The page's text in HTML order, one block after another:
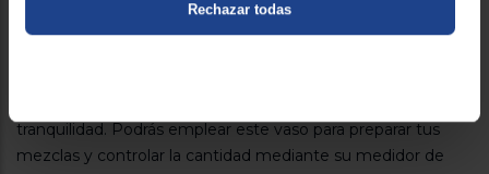
Rechazar todas
Para todas tus recetas fácil y rápido
tranquilidad. Podrás emplear este vaso para preparar tus
mezclas y controlar la cantidad mediante su medidor de